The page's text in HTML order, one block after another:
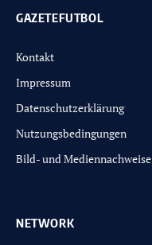
GAZETEFUTBOL
Kontakt
Impressum
Datenschutzerklärung
Nutzungsbedingungen
Bild- und Mediennachweise
NETWORK